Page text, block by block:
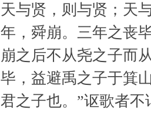
天与贤，则与贤；天
年，舜崩。三年之丧
崩之后不从尧之子而
毕，益避禹之子于箕
君之子也。”讴歌者